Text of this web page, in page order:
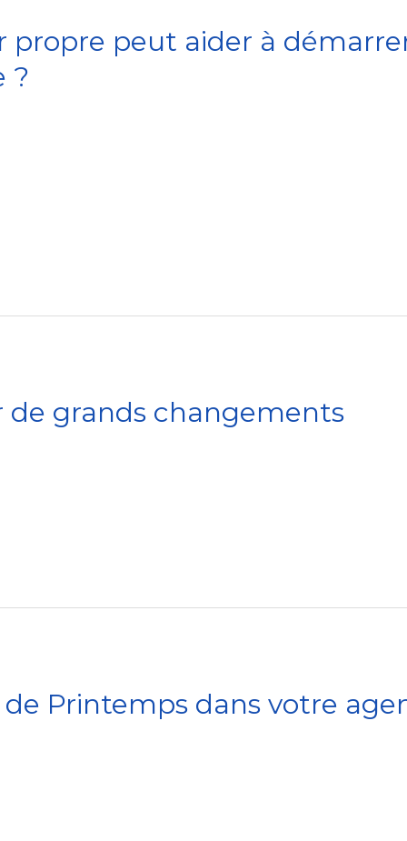
propre peut aider à
?
de grands changements
Printemps dans votre